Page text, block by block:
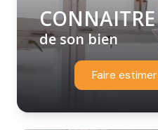
de son bien
Faire